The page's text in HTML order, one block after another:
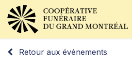
Retour aux événements